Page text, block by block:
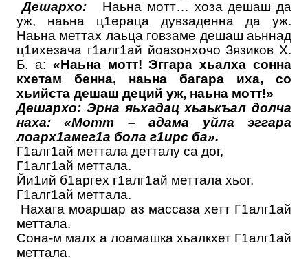
Дешархо: Наьна мотт… хоза дешаш да
уж, наьна ц1ераца дувзаденна да уж.
Наьна меттах лаьца говзаме дешаш аьннад
ц1ихезача г1алг1ай йоазонхочо Зязиков Х.
Б. а: «Наьна мотт! Эггара хьалха сонна
кхетам бенна, наьна багара иха, со
хьийста дешаш деций уж, наьна мотт!»
Дешархо: Эрна яьхадац хьаькъал долча
наха: «Мотт – адама уйла эггара
лоарх1амег1а бола г1ирс ба».
Г1алг1ай меттала детталу са дог,
Г1алг1ай меттала.
Йи1ий б1аргех г1алг1ай меттала хьог,
Г1алг1ай меттала.
Нахага моаршар аз массаза хетт Г1алг1ай
меттала.
Сона-м малх а лоамашка хьалкхет Г1алг1ай
меттала.